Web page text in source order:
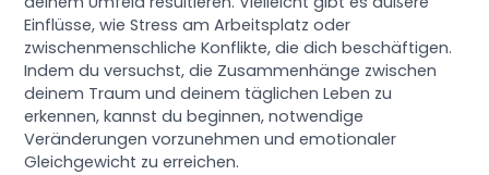
Einflüsse, wie Stress am Arbeitsplatz oder
zwischenmenschliche Konflikte, die dich beschäftigen.
Indem du versuchst, die Zusammenhänge zwischen
deinem Traum und deinem täglichen Leben zu
erkennen, kannst du beginnen, notwendige
Veränderungen vorzunehmen und emotionaler
Gleichgewicht zu erreichen.